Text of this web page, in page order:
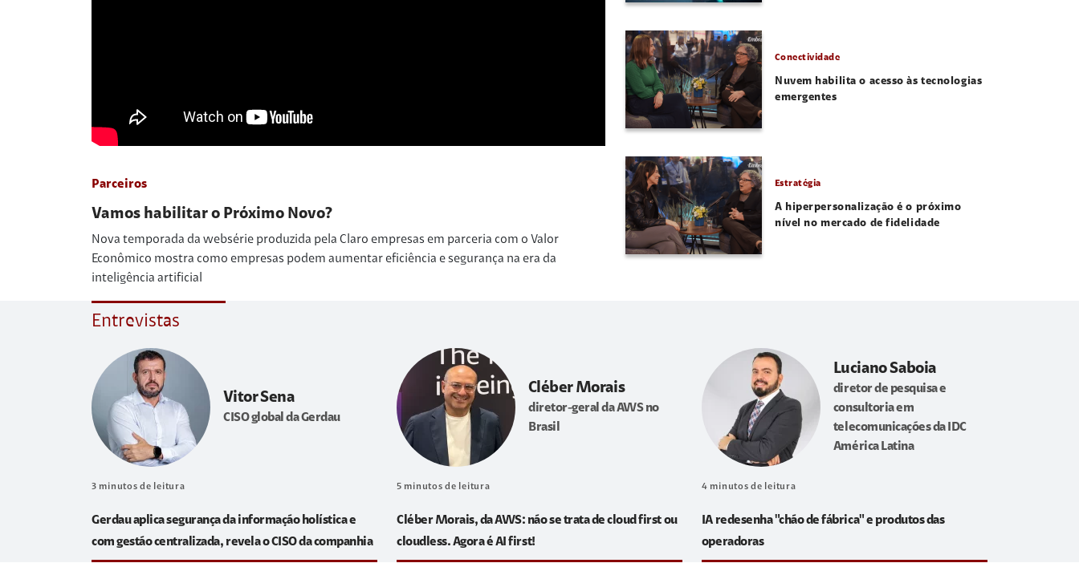
Parceiros
Vamos habilitar o Próximo Novo?
Nova temporada da websérie produzida pela Claro empresas em parceria com o Valor
Econômico mostra como empresas podem aumentar eficiência e segurança na era da
inteligência artificial
Conectividade
Nuvem habilita o acesso às tecnologias
emergentes
Estratégia
A hiperpersonalização é o próximo
nível no mercado de fidelidade
Entrevistas
Vitor Sena
CISO global da Gerdau
3 minutos de leitura
Gerdau aplica segurança da informação holística e
com gestão centralizada, revela o CISO da companhia
Cléber Morais
diretor-geral da AWS no
Brasil
5 minutos de leitura
Cléber Morais, da AWS: não se trata de cloud first ou
cloudless. Agora é AI first!
Luciano Saboia
diretor de pesquisa e
consultoria em
telecomunicações da IDC
América Latina
4 minutos de leitura
IA redesenha "chão de fábrica" e produtos das
operadoras